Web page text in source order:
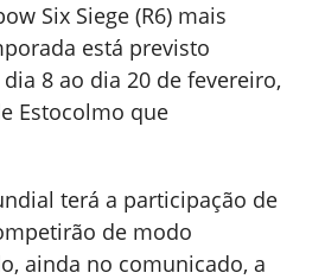
Six Siege (R6) mais
está previsto
8 ao dia 20 de fevereiro,
Estocolmo que
terá a participação de
de modo
ainda no comunicado, a